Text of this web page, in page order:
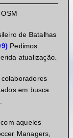
de Batalhas
Pedimos
atualização.
em busca
aqueles
Managers,